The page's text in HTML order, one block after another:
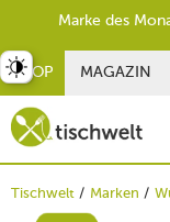
SHOP MAGAZIN
Tischwelt Marken
umschalten
Marke des